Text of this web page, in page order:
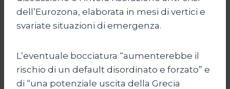
dell’Eurozona, elaborata in mesi di vertici e
svariate situazioni di emergenza.
L’eventuale bocciatura “aumenterebbe il
rischio di un default disordinato e forzato” e
di “una potenziale uscita della Grecia